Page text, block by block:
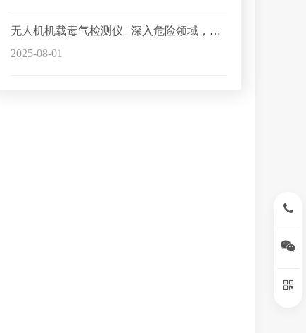
无人机机载毒气检测仪 | 深入危险领域，提高办案现场毒气检测效率
2025-08-01
扫
扫